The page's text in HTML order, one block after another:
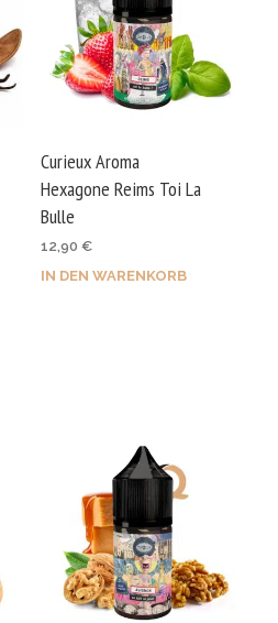
Curieux Aroma
Hexagone Reims Toi La
Bulle
12,90 €
IN DEN WARENKORB